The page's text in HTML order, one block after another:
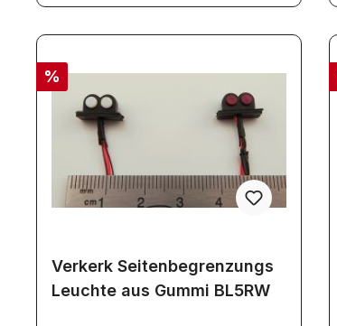
%
Verkerk Seitenbegrenzungs
Leuchte aus Gummi BL5RW